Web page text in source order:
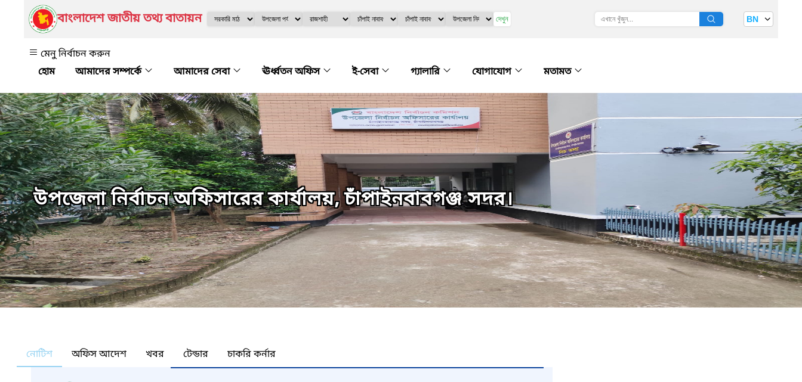
বাংলাদেশ জাতীয় তথ্য বাতায়ন দেখুন BN
মেনু নির্বাচন করুন
আমাদের সম্পর্কে
আমাদের সেবা ঊর্ধ্বতন অফিস ই-সেবা গ্যালারি যোগাযোগ মতামত
উপজেলা নির্বাচন অফিসারের কার্যালয়, চাঁপাইনবাবগঞ্জ সদর।
নোটিশ অফিস আদেশ খবর টেন্ডার চাকরি কর্নার